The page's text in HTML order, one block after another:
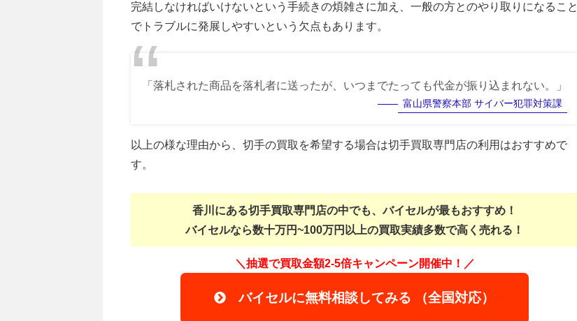
完結しなければいけないという手続きの煩雑さに加え、一般の方とのやり取りになること
でトラブルに発展しやすいという欠点もあります。
「落札された商品を落札者に送ったが、いつまでたっても代金が振り込まれない。」
富山県警察本部 サイバー犯罪対策課
以上の様な理由から、切手の買取を希望する場合は切手買取専門店の利用はおすすめで
す。
香川にある切手買取専門店の中でも、バイセルが最もおすすめ！
バイセルなら数十万円~100万円以上の買取実績多数で高く売れる！
＼抽選で買取金額2-5倍キャンペーン開催中！／
バイセルに無料相談してみる （全国対応）